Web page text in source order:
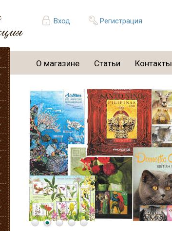
Вход Регистрация
О магазине Статьи Контакты